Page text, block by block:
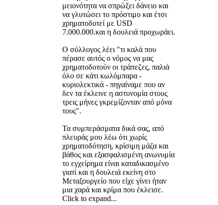
μειονότητα να σπρώξει δάνειο και
να γλυτώσει το πρόστιμο και έτσι
χρηματοδοτεί με USD
7.000.000.και η δουλειά προχωράει.
Ο σύλλογος λέει "τι καλά που
πέρασε αυτός ο νόμος να μας
χρηματοδοτούν οι τράπεζες, παλιά
όλο σε κάτι κωλόμπαρα -
κυριολεκτικά - πηγαίναμε που αν
δεν τα έκλεινε η αστυνομία στους
τρεις μήνες γκρεμίζονταν από μόνα
τους".
Τα συμπεράσματα δικά σας, από
πλευράς μου λέω ότι χωρίς
χρηματοδότηση, κρίσιμη μάζα και
βάθος και εξασφαλισμένη ανωνυμία
το εγχείρημα είναι καταδικασμένο
γιατί και η δουλειά εκείνη στο
Μεταξουργείο που είχε γίνει ήταν
μια χαρά και κρίμα που έκλεισε.
Click to expand...